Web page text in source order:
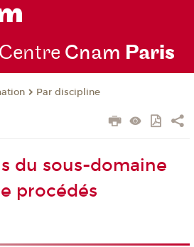
Centre Cnam Paris
Par discipline
du sous-domaine
procédés